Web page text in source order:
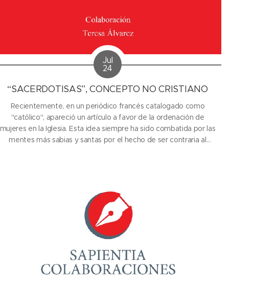
Jul
24
“SACERDOTISAS”, CONCEPTO NO CRISTIANO
Recientemente, en un periódico francés catalogado como
"católico", apareció un artículo a favor de la ordenación de
mujeres en la Iglesia. Esta idea siempre ha sido combatida por las
mentes más sabias y santas por el hecho de ser contraria al